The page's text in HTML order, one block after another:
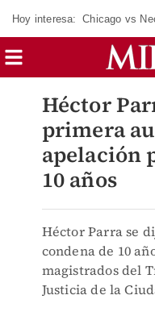
Hoy interesa: Chicago vs
Héctor
primera
apelación
10 años
Héctor Parra se
condena de 10
magistrados del
Justicia de la